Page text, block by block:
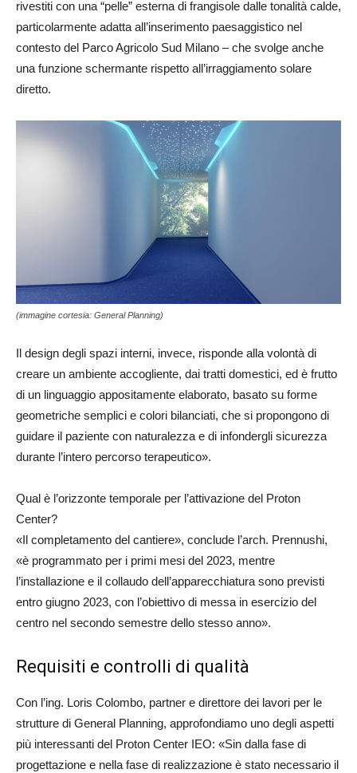
rivestiti con una “pelle” esterna di frangisole dalle tonalità calde,
particolarmente adatta all’inserimento paesaggistico nel
contesto del Parco Agricolo Sud Milano – che svolge anche
una funzione schermante rispetto all’irraggiamento solare
diretto.
(immagine cortesia: General Planning)
Il design degli spazi interni, invece, risponde alla volontà di
creare un ambiente accogliente, dai tratti domestici, ed è frutto
di un linguaggio appositamente elaborato, basato su forme
geometriche semplici e colori bilanciati, che si propongono di
guidare il paziente con naturalezza e di infondergli sicurezza
durante l’intero percorso terapeutico».
Qual è l’orizzonte temporale per l’attivazione del Proton
Center?
«Il completamento del cantiere», conclude l’arch. Prennushi,
«è programmato per i primi mesi del 2023, mentre
l’installazione e il collaudo dell’apparecchiatura sono previsti
entro giugno 2023, con l’obiettivo di messa in esercizio del
centro nel secondo semestre dello stesso anno».
Requisiti e controlli di qualità
Con l’ing. Loris Colombo, partner e direttore dei lavori per le
strutture di General Planning, approfondiamo uno degli aspetti
più interessanti del Proton Center IEO: «Sin dalla fase di
progettazione e nella fase di realizzazione è stato necessario il